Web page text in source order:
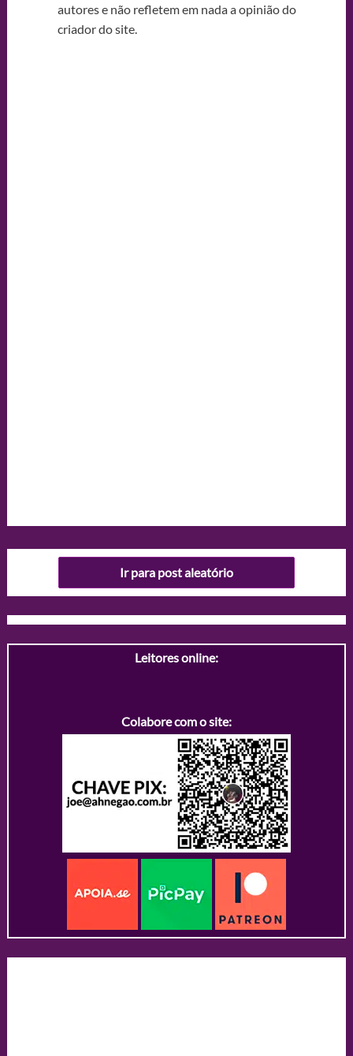
autores e não refletem em nada a opinião do
criador do site.
Ir para post aleatório
Leitores online:
Colabore com o site: